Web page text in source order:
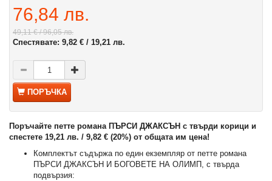
76,84 лв.
49,11 €/ 96,05 лв.
Спестявате: 9,82 € / 19,21 лв.
ПОРЪЧКА
Поръчайте петте романа ПЪРСИ ДЖАКСЪН с твърди корици и
спестете 19,21 лв. / 9,82 € (20%) от общата им цена!
Комплектът съдържа по един екземпляр от петте романа
ПЪРСИ ДЖАКСЪН И БОГОВЕТЕ НА ОЛИМП, с твърда
подвързия: